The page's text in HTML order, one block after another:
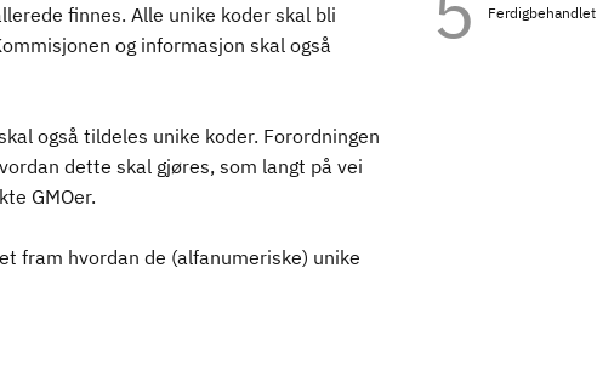
finnes. Alle unike koder skal bli
og informasjon skal også
også tildeles unike koder. Forordningen
dette skal gjøres, som langt på vei
GMOer.
fram hvordan de (alfanumeriske) unike
Ferdigbehandlet